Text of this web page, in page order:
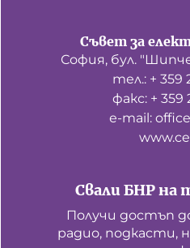
Свали БНР на
Получи достъп
радио, подкасти,
Съвет за
София, бул.
тел.: + 359
факс: + 359
е-mail: